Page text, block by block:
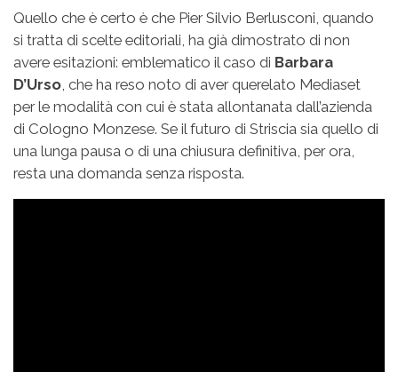
Quello che è certo è che Pier Silvio Berlusconi, quando
si tratta di scelte editoriali, ha già dimostrato di non
avere esitazioni: emblematico il caso di Barbara
D’Urso, che ha reso noto di aver querelato Mediaset
per le modalità con cui è stata allontanata dall’azienda
di Cologno Monzese. Se il futuro di Striscia sia quello di
una lunga pausa o di una chiusura definitiva, per ora,
resta una domanda senza risposta.